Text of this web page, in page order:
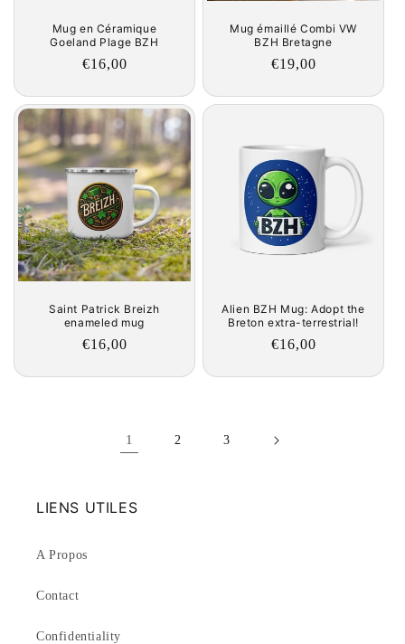
Mug en Céramique
Goeland Plage BZH
Regular
€16,00
Mug émaillé Combi VW
BZH Bretagne
Regular
€19,00
Saint Patrick Breizh
enameled mug
Regular
€16,00
Alien BZH Mug: Adopt the
Breton extra-terrestrial!
Regular
€16,00
1 2 3
LIENS UTILES
A Propos
Contact
Confidentiality